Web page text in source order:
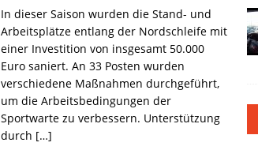
In dieser Saison wurden die Stand- und
Arbeitsplätze entlang der Nordschleife mit
einer Investition von insgesamt 50.000
Euro saniert. An 33 Posten wurden
verschiedene Maßnahmen durchgeführt,
um die Arbeitsbedingungen der
Sportwarte zu verbessern. Unterstützung
durch […]